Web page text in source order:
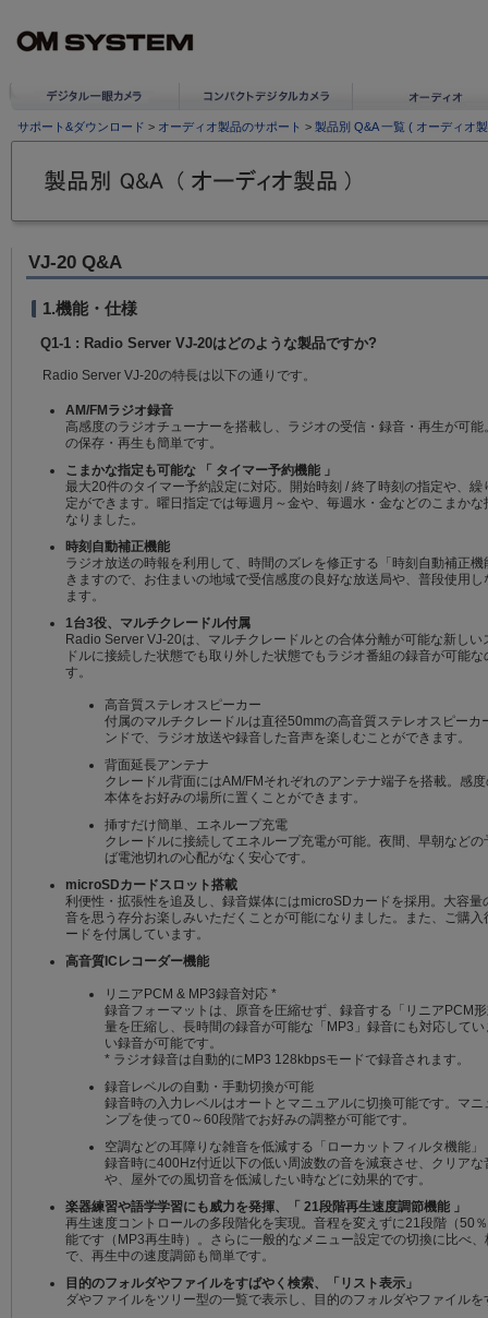
サポート&ダウンロード > オーディオ製品のサポート > 製品別 Q&A 一覧 ( オーディオ
VJ-20 Q&A
1.機能・仕様
Q1-1 : Radio Server VJ-20はどのような製品ですか?
Radio Server VJ-20の特長は以下の通りです。
AM/FMラジオ録音
高感度のラジオチューナーを搭載し、ラジオの受信・録音・再生が可
の保存・再生も簡単です。
こまかな指定も可能な 「 タイマー予約機能 」
最大20件のタイマー予約設定に対応。開始時刻 / 終了時刻の指定や、
定ができます。曜日指定では毎週月～金や、毎週水・金などのこまか
なりました。
時刻自動補正機能
ラジオ放送の時報を利用して、時間のズレを修正する「時刻自動補正
きますので、お住まいの地域で受信感度の良好な放送局や、普段使用
ます。
1台3役、マルチクレードル付属
Radio Server VJ-20は、マルチクレードルとの合体分離が可能な新し
ドルに接続した状態でも取り外した状態でもラジオ番組の録音が可能
す。
高音質ステレオスピーカー
付属のマルチクレードルは直径50mmの高音質ステレオスピー
ンドで、ラジオ放送や録音した音声を楽しむことができます。
背面延長アンテナ
クレードル背面にはAM/FMそれぞれのアンテナ端子を搭載。感
本体をお好みの場所に置くことができます。
挿すだけ簡単、エネループ充電
クレードルに接続してエネループ充電が可能。夜間、早朝など
ば電池切れの心配がなく安心です。
microSDカードスロット搭載
利便性・拡張性を追及し、録音媒体にはmicroSDカードを採用。大容
音を思う存分お楽しみいただくことが可能になりました。また、ご購
ードを付属しています。
高音質ICレコーダー機能
リニアPCM & MP3録音対応 *
録音フォーマットは、原音を圧縮せず、録音する「リニアPCM
量を圧縮し、長時間の録音が可能な「MP3」録音にも対応して
い録音が可能です。
* ラジオ録音は自動的にMP3 128kbpsモードで録音されます。
録音レベルの自動・手動切換が可能
録音時の入力レベルはオートとマニュアルに切換可能です。マ
ンプを使って0～60段階でお好みの調整が可能です。
空調などの耳障りな雑音を低減する「ローカットフィルタ機能」
録音時に400Hz付近以下の低い周波数の音を減衰させ、クリア
や、屋外での風切音を低減したい時などに効果的です。
楽器練習や語学学習にも威力を発揮、「 21段階再生速度調節機能 」
再生速度コントロールの多段階化を実現。音程を変えずに21段階（50
能です（MP3再生時）。さらに一般的なメニュー設定での切換に比べ
で、再生中の速度調節も簡単です。
目的のフォルダやファイルをすばやく検索、「リスト表示」
ダやファイルをツリー型の一覧で表示し、目的のフォルダやファイル